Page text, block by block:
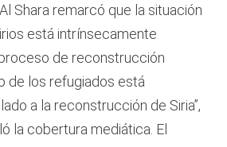
Shara remarcó que la situación
está intrínsecamente
de reconstrucción
de los refugiados está
a la reconstrucción de Siria”,
la cobertura mediática. El